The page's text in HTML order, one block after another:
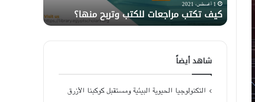
1 أغسطس، 2021
كيف تكتب مراجعات للكتب وتربح منها؟
خرافة؟
شاهد أيضاً
التكنولوجيا الحيوية البيئية ومستقبل كوكبنا الأزرق